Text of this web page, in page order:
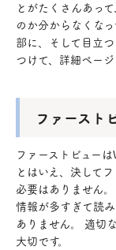
とがたくさんあっ
のか分からなくな
部に、そして目立
つけて、詳細ページ
ファースト
ファーストビュー
とはいえ、決して
必要はありません。
情報が多すぎて読
ありません。 適切
大切です。